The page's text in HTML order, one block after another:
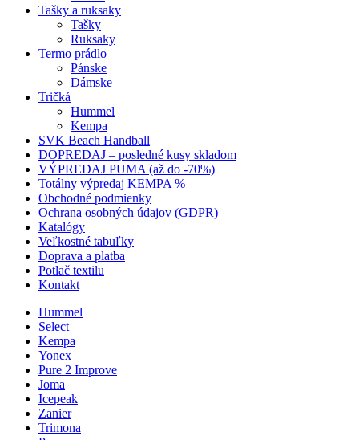
Tašky a ruksaky
Tašky
Ruksaky
Termo prádlo
Pánske
Dámske
Tričká
Hummel
Kempa
SVK Beach Handball
DOPREDAJ – posledné kusy skladom
VÝPREDAJ PUMA (až do -70%)
Totálny výpredaj KEMPA %
Obchodné podmienky
Ochrana osobných údajov (GDPR)
Katalógy
Veľkostné tabuľky
Doprava a platba
Potlač textilu
Kontakt
Hummel
Select
Kempa
Yonex
Pure 2 Improve
Joma
Icepeak
Zanier
Trimona